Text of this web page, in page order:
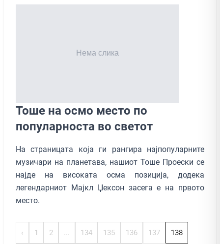
Тоше на осмо место по
популарноста во светот
На страницата која ги рангира најпопуларните
музичари на планетава, нашиот Тоше Проески се
најде на високата осма позиција, додека
легендарниот Мајкл Џексон засега е на првото
место.
‹ 1 2 ... 134 135 136 137 138